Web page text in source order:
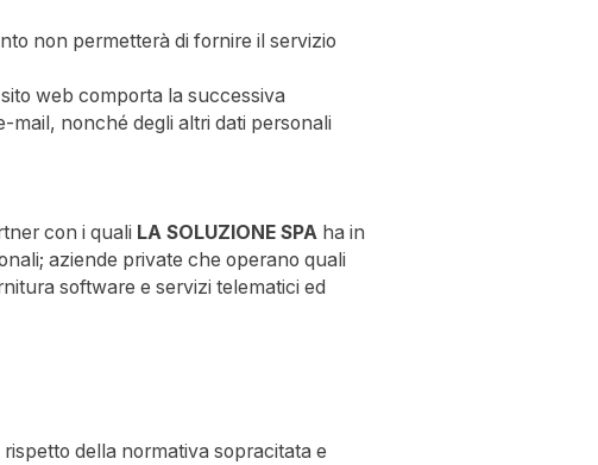
non permetterà di fornire il servizio
web comporta la successiva
mail, nonché degli altri dati personali
con i quali LA SOLUZIONE SPA ha in
aziende private che operano quali
software e servizi telematici ed
della normativa sopracitata e